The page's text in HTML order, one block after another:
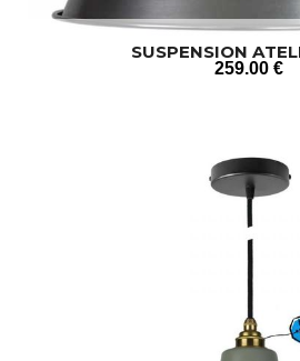
SUSPENSION
259.00 €